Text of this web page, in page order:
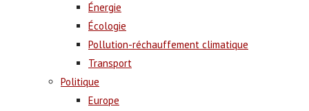
Énergie
Écologie
Pollution-réchauffement climatique
Transport
Politique
Europe